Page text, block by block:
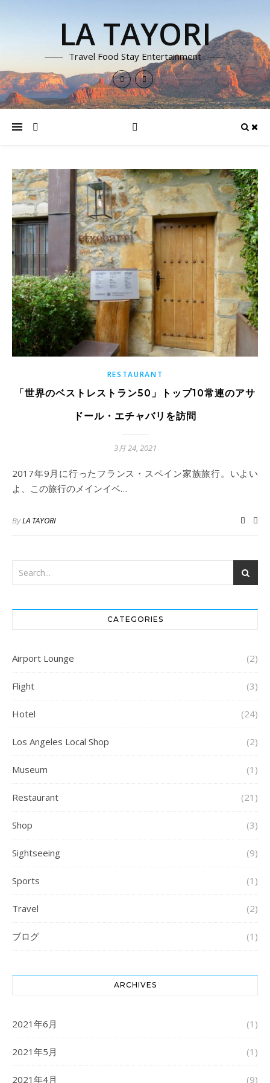
LA TAYORI
Travel Food Stay Entertainment
RESTAURANT
「世界のベストレストラン50」トップ10常連のアサ
ドール・エチャバリを訪問
3月 24, 2021
2017年9月に行ったフランス・スペイン家族旅行。いよい
よ、この旅行のメインイベ…
ByLA TAYORI
CATEGORIES
Airport Lounge (2)
Flight (3)
Hotel (24)
Los Angeles Local Shop (2)
Museum (1)
Restaurant (21)
Shop (3)
Sightseeing (9)
Sports (1)
Travel (2)
ブログ (1)
ARCHIVES
2021年6月 (1)
2021年5月 (1)
2021年4月 (9)